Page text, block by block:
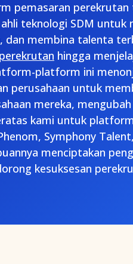
pemasaran perekrutan
teknologi SDM untuk
membina talenta
hingga
platform ini
perusahaan untuk
mereka,
kami untuk
Symphony
menciptakan
kesuksesan